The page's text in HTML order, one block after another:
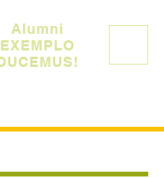
Alumni
EXEMPLO